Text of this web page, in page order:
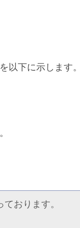
以下に示します
おります。